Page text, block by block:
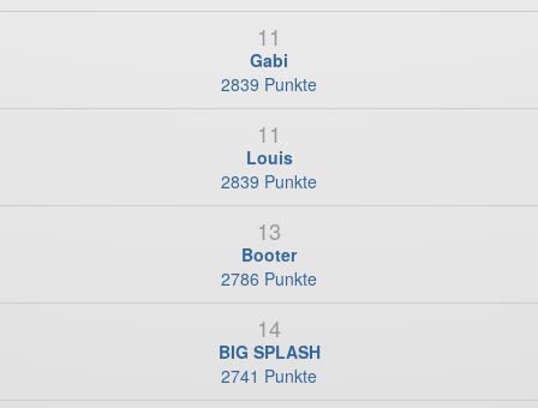
11
Gabi
2839 Punkte
11
Louis
2839 Punkte
13
Booter
2786 Punkte
14
BIG SPLASH
2741 Punkte